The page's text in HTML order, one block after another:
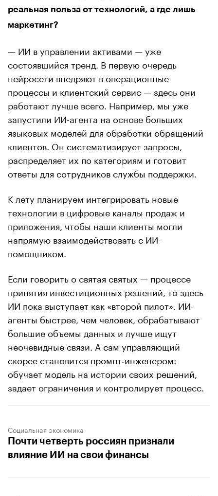
реальная польза от технологий, а где лишь
маркетинг?
— ИИ в управлении активами — уже
состоявшийся тренд. В первую очередь
нейросети внедряют в операционные
процессы и клиентский сервис — здесь они
работают лучше всего. Например, мы уже
запустили ИИ-агента на основе больших
языковых моделей для обработки обращений
клиентов. Он систематизирует запросы,
распределяет их по категориям и готовит
ответы для сотрудников службы поддержки.
К лету планируем интегрировать новые
технологии в цифровые каналы продаж и
приложения, чтобы наши клиенты могли
напрямую взаимодействовать с ИИ-
помощником.
Если говорить о святая святых — процессе
принятия инвестиционных решений, то здесь
ИИ пока выступает как «второй пилот». ИИ-
агенты быстрее, чем человек, обрабатывают
большие объемы данных и лучше ищут
неочевидные связи. А сам управляющий
скорее становится промпт‑инженером:
обучает модель на истории своих решений,
задает ограничения и контролирует процесс.
Социальная экономика
Почти четверть россиян признали
влияние ИИ на свои финансы